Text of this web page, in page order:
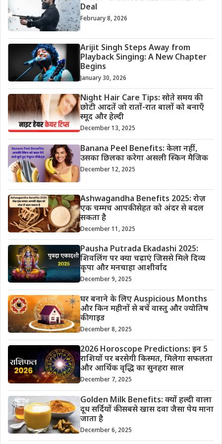
Deal
February 8, 2026
Arijit Singh Steps Away from
Playback Singing: A New Chapter
Begins
January 30, 2026
Night Hair Care Tips: सोते समय की
छोटी आदतें जो रातों-रात बालों को बनाएँ
स्मूद और हेल्दी
December 13, 2025
Banana Peel Benefits: केला नहीं,
उसका छिलका करेगा असली स्किन मैजिक
December 12, 2025
Ashwagandha Benefits 2025: रोज़
एक चम्मच आपकी सेहत को अंदर से बदल
सकता है
December 11, 2025
Pausha Putrada Ekadashi 2025:
शिवलिंग पर क्या चढ़ाएं जिससे मिले दिव्य
कृपा और मनचाहा आशीर्वाद
December 9, 2025
घर बनाने के लिए Auspicious Months
और किन महीनों से बचें वास्तु और ज्योतिष
की गाइड
December 8, 2025
2026 Horoscope Predictions: इन 5
राशियों पर बरसेगी किस्मत, मिलेगा सफलता
और आर्थिक वृद्धि का सुनहरा साल
December 7, 2025
Golden Milk Benefits: क्यों हल्दी वाला
दूध सर्दियों की सबसे खास दवा जैसा पेय माना
जाता है
December 6, 2025